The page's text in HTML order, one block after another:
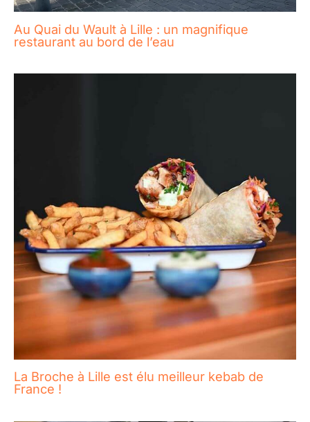
Au Quai du Wault à Lille : un magnifique
restaurant au bord de l’eau
La Broche à Lille est élu meilleur kebab de
France !